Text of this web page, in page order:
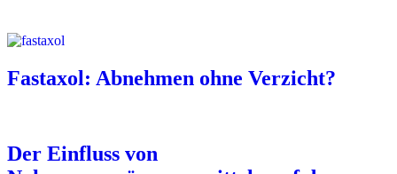
Fastaxol: Abnehmen ohne Verzicht?
Der Einfluss von